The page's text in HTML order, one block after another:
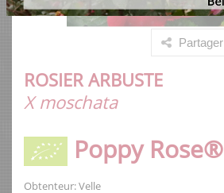
Partager
ROSIER ARBUSTE
X moschata
Poppy Rose®
Obtenteur: Velle